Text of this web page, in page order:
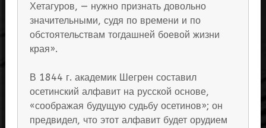
Хетагуров, — нужно признать довольно
значительными, судя по времени и по
обстоятельствам тогдашней боевой жизни
края».
В 1844 г. академик Шегрен составил
осетинский алфавит на русской основе,
«соображая будущую судьбу осетинов»; он
предвидел, что этот алфавит будет орудием